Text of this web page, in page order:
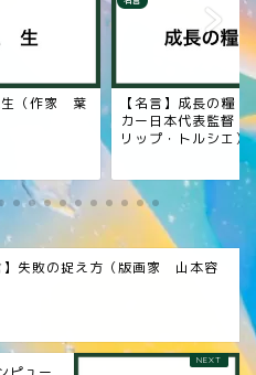
生（作家 葉
【名言】成長の糧（
カー日本代表監督
リップ・トルシエ）
】失敗の捉え方（版画家 山本容